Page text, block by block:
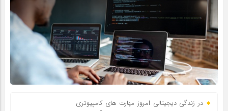
در زندگی دیجیتالی امروز مهارت های کامپیوتری